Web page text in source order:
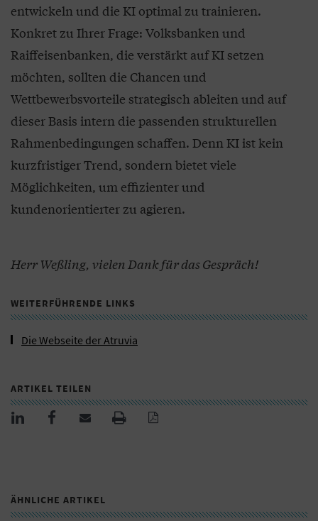
entwickeln und die KI optimal zu trainieren.
Konkret zu Ihrer Frage: Volksbanken und
Raiffeisenbanken, die verstärkt auf KI setzen
möchten, sollten die Chancen und
Wettbewerbsvorteile strategisch ableiten und auf
dieser Basis intern die passenden strukturellen
Rahmenbedingungen schaffen. Denn KI ist kein
kurzfristiger Trend, sondern bietet viele
Möglichkeiten, um effizienter und
kundenorientierter zu agieren.
Herr Weßling, vielen Dank für das Gespräch!
WEITERFÜHRENDE LINKS
Die Webseite der Atruvia
ARTIKEL TEILEN
ÄHNLICHE ARTIKEL